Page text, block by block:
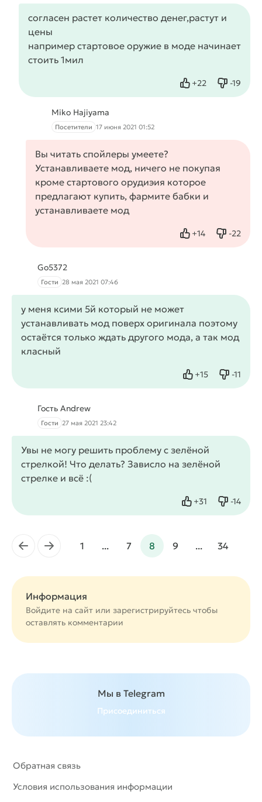
согласен растет количество денег,растут и
цены
например стартовое оружие в моде начинает
стоить 1мил
+22
Нравится -19
Не
Miko Hajiyama
Посетители 17 июня 2021 01:52
Вы читать спойлеры умеете?
Устанавливаете мод, ничего не покупая
кроме стартового орудиэия которое
предлагают купить, фармите бабки и
устанавливаете мод
+14
Нравится -22
Не
Go5372
Гости 28 мая 2021 07:46
у меня ксими 5й который не может
устанавливать мод поверх оригинала поэтому
остаётся только ждать другого мода, а так мод
класный
+15
Нравится -11
Не
Гость Andrew
Гости 27 мая 2021 23:42
Увы не могу решить проблему с зелёной
стрелкой! Что делать? Зависло на зелёной
стрелке и всё :(
+31
Нравится -14
Не
← → 1 ... 7 8 9 ... 34
Информация
Войдите на сайт или зарегистрируйтесь чтобы
оставлять комментарии
Мы в Telegram
Присоединиться
Обратная связь
Условия использования информации